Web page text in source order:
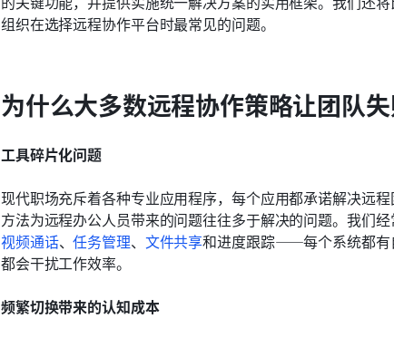
组织在选择远程协作平台时最常见的问题。
为什么大多数远程协作策略让团队
工具碎片化问题
现代职场充斥着各种专业应用程序，每个应用都承诺解决远
方法为远程办公人员带来的问题往往多于解决的问题。我们
视频通话、任务管理、 文件共享和进度跟踪——每个系统都有
都会干扰工作效率。
频繁切换带来的认知成本